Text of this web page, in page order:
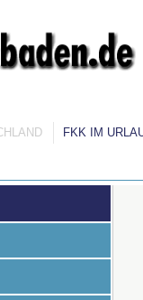
FKK IM